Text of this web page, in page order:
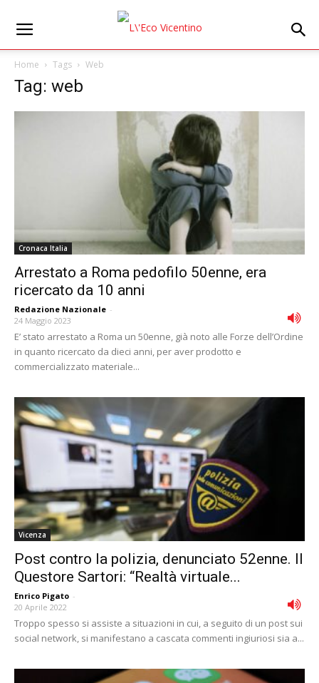
Home Tags Web
Tag: web
Cronaca Italia
Arrestato a Roma pedofilo 50enne, era
ricercato da 10 anni
Redazione Nazionale -
24 Maggio 2023
E’ stato arrestato a Roma un 50enne, già noto alle Forze dell’Ordine
in quanto ricercato da dieci anni, per aver prodotto e
commercializzato materiale...
Vicenza
Post contro la polizia, denunciato 52enne. Il
Questore Sartori: “Realtà virtuale...
Enrico Pigato -
20 Aprile 2022
Troppo spesso si assiste a situazioni in cui, a seguito di un post sui
social network, si manifestano a cascata commenti ingiuriosi sia a...